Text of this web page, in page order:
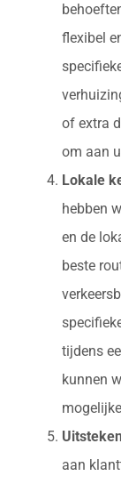
flexibel
of extra
om aan
Lokale
hebben
en de
beste
tijdens
kunnen
aan